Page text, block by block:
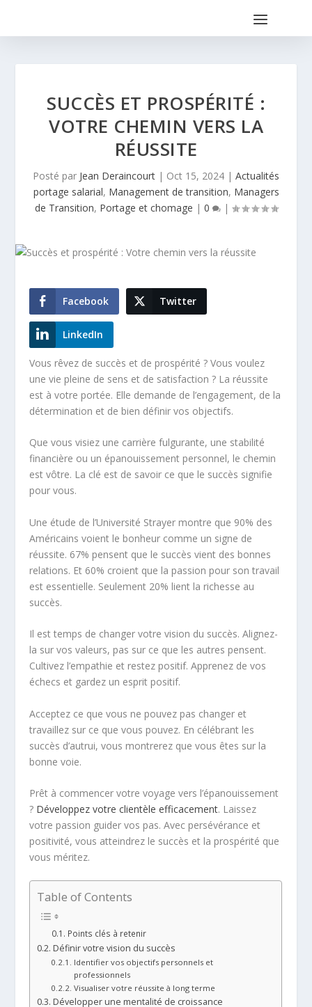
SUCCÈS ET PROSPÉRITÉ :
VOTRE CHEMIN VERS LA
RÉUSSITE
Posté par Jean Deraincourt | Oct 15, 2024 | Actualités
portage salarial, Management de transition, Managers
de Transition, Portage et chomage | 0 |
Facebook Twitter
LinkedIn
Vous rêvez de succès et de prospérité ? Vous voulez
une vie pleine de sens et de satisfaction ? La réussite
est à votre portée. Elle demande de l’engagement, de la
détermination et de bien définir vos objectifs.
Que vous visiez une carrière fulgurante, une stabilité
financière ou un épanouissement personnel, le chemin
est vôtre. La clé est de savoir ce que le succès signifie
pour vous.
Une étude de l’Université Strayer montre que 90% des
Américains voient le bonheur comme un signe de
réussite. 67% pensent que le succès vient des bonnes
relations. Et 60% croient que la passion pour son travail
est essentielle. Seulement 20% lient la richesse au
succès.
Il est temps de changer votre vision du succès. Alignez-
la sur vos valeurs, pas sur ce que les autres pensent.
Cultivez l’empathie et restez positif. Apprenez de vos
échecs et gardez un esprit positif.
Acceptez ce que vous ne pouvez pas changer et
travaillez sur ce que vous pouvez. En célébrant les
succès d’autrui, vous montrerez que vous êtes sur la
bonne voie.
Prêt à commencer votre voyage vers l’épanouissement
? Développez votre clientèle efficacement. Laissez
votre passion guider vos pas. Avec persévérance et
positivité, vous atteindrez le succès et la prospérité que
vous méritez.
Table of Contents
Points clés à retenir
Définir votre vision du succès
Identifier vos objectifs personnels et
professionnels
Visualiser votre réussite à long terme
Développer une mentalité de croissance